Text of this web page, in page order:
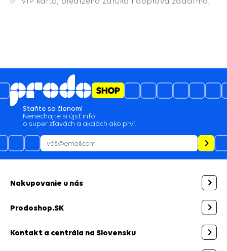
Staňte sa členom!
Nenechajte si újsť info
o super zľavách a akciách ako prví.
Nakupovanie u nás
Prodoshop.SK
Kontakt a centrála na Slovensku